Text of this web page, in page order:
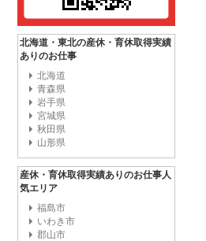
北海道・東北の産休・育休取得実績
ありのお仕事
北海道
青森県
岩手県
宮城県
秋田県
山形県
産休・育休取得実績ありのお仕事人
気エリア
福島市
いわき市
郡山市